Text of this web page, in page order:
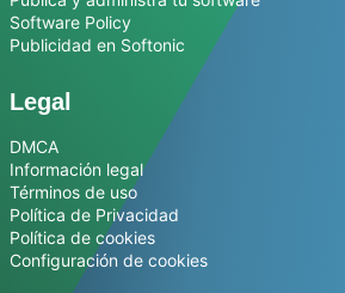
Software Policy
Publicidad en Softonic
Legal
DMCA
Información legal
Términos de uso
Política de Privacidad
Política de cookies
Configuración de cookies